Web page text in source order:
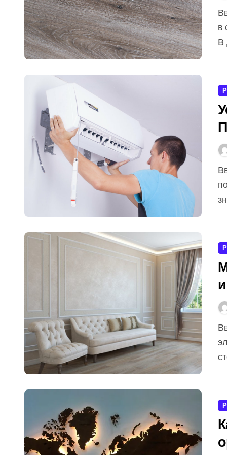
Введение Напольные покрытия играют важную роль
в
В
Введение Установка кондиционера может
Введение Молдинг на стену — это декоративный